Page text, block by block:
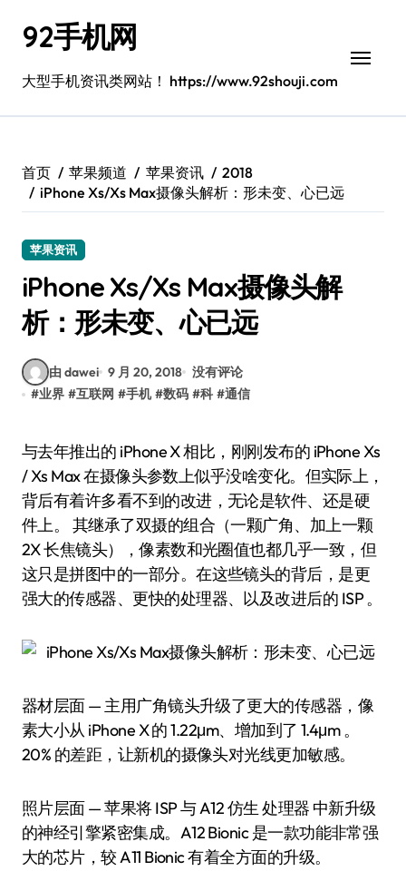
92手机网
大型手机资讯类网站！ https://www.92shouji.com
首页 苹果频道 苹果资讯
2018
iPhone Xs/Xs Max摄像头解析：形未变、心已远
苹果资讯
iPhone Xs/Xs Max摄像头解
析：形未变、心已远
由 dawei 9 月 20, 2018 没有评论
#业界 #互联网 #手机 #数码 #科 #通信
与去年推出的 iPhone X 相比，刚刚发布的 iPhone Xs
/ Xs Max 在摄像头参数上似乎没啥变化。但实际上，
背后有着许多看不到的改进，无论是软件、还是硬
件上。 其继承了双摄的组合（一颗广角、加上一颗
2X 长焦镜头），像素数和光圈值也都几乎一致，但
这只是拼图中的一部分。在这些镜头的背后，是更
强大的传感器、更快的处理器、以及改进后的 ISP 。
器材层面 — 主用广角镜头升级了更大的传感器，像
素大小从 iPhone X 的 1.22μm、增加到了 1.4μm 。
20% 的差距，让新机的摄像头对光线更加敏感。
照片层面 — 苹果将 ISP 与 A12 仿生 处理器 中新升级
的神经引擎紧密集成。A12 Bionic 是一款功能非常强
大的芯片，较 A11 Bionic 有着全方面的升级。